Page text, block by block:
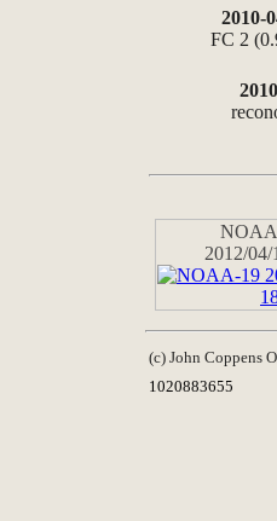
2010-
FC 2
2012/04/
(c) John Coppens
1020883655